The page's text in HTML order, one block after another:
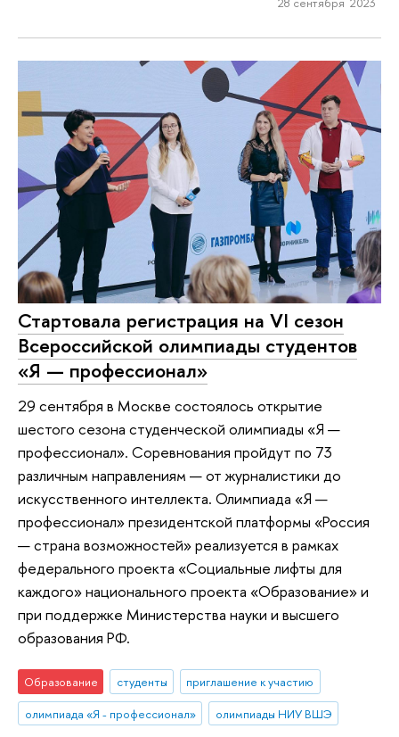
Стартовала регистрация на VI сезон
Всероссийской олимпиады студентов
«Я — профессионал»
29 сентября в Москве состоялось открытие
шестого сезона студенческой олимпиады «Я —
профессионал». Соревнования пройдут по 73
различным направлениям — от журналистики до
искусственного интеллекта. Олимпиада «Я —
профессионал» президентской платформы «Россия
— страна возможностей» реализуется в рамках
федерального проекта «Социальные лифты для
каждого» национального проекта «Образование» и
при поддержке Министерства науки и высшего
образования РФ.
Образование студенты
приглашение к участию
олимпиада «Я - профессионал»
олимпиады НИУ ВШЭ